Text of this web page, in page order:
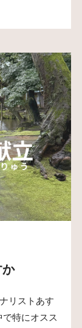
リストあす
特にオスス